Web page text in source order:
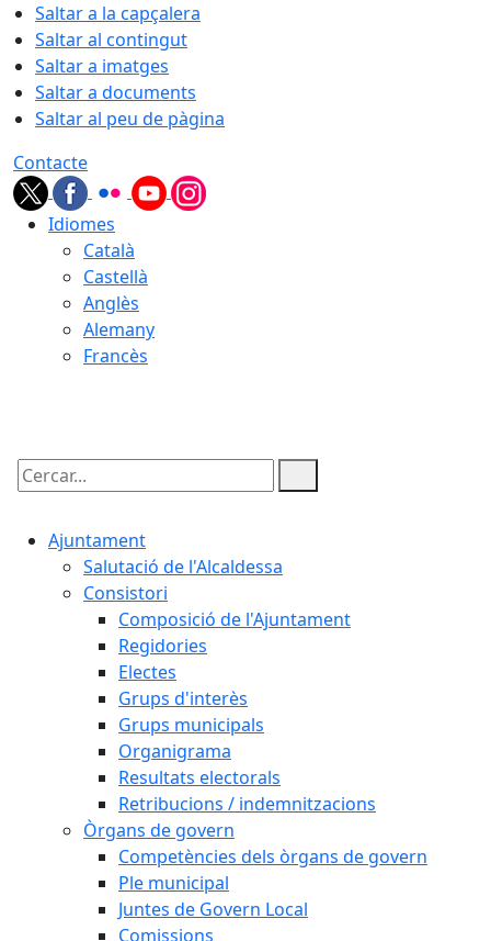
Saltar a la capçalera
Saltar al contingut
Saltar a imatges
Saltar a documents
Saltar al peu de pàgina
Contacte
Idiomes
Català
Castellà
Anglès
Alemany
Francès
Cercar:
Ajuntament
Salutació de l'Alcaldessa
Consistori
Composició de l'Ajuntament
Regidories
Electes
Grups d'interès
Grups municipals
Organigrama
Resultats electorals
Retribucions / indemnitzacions
Òrgans de govern
Competències dels òrgans de govern
Ple municipal
Juntes de Govern Local
Comissions